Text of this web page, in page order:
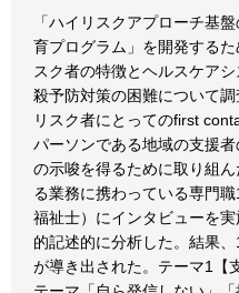
「ハイリスクアプローチ基
育プログラム」を開発する
スク者の特徴とヘルスケア
殺予防対策の困難について
リスク者にとってのfirst
パーソンである地域の支援
の示唆を得るために取り組
る業務に携わっている専門
福祉士）にインタビューを
的記述的に分析した。結果
が導き出された。テーマ1【